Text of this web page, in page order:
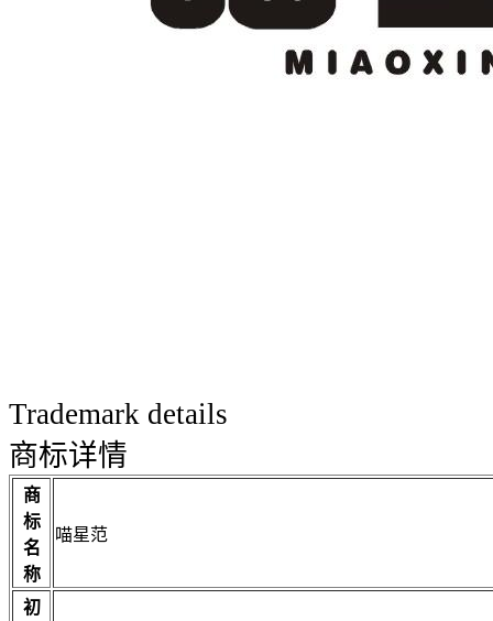
Trademark details
商标详情
商
标
名
称
喵星范
初